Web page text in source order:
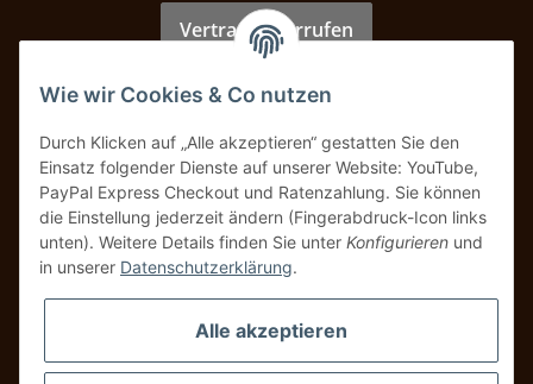
Vertrag widerrufen
Zahlung & Versand
Wie wir Cookies & Co nutzen
Durch Klicken auf „Alle akzeptieren“ gestatten Sie den
Einsatz folgender Dienste auf unserer Website: YouTube,
PayPal Express Checkout und Ratenzahlung. Sie können
die Einstellung jederzeit ändern (Fingerabdruck-Icon links
unten). Weitere Details finden Sie unter Konfigurieren und
in unserer Datenschutzerklärung.
Alle akzeptieren